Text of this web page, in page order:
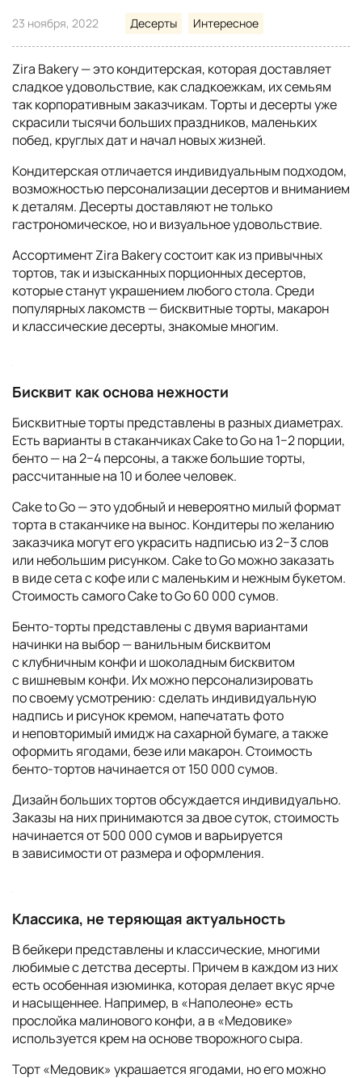
23 ноября, 2022 Десерты Интересное
Zira Bakery — это кондитерская, которая доставляет
сладкое удовольствие, как сладкоежкам, их семьям
так корпоративным заказчикам. Торты и десерты уже
скрасили тысячи больших праздников, маленьких
побед, круглых дат и начал новых жизней.
Кондитерская отличается индивидуальным подходом,
возможностью персонализации десертов и вниманием
к деталям. Десерты доставляют не только
гастрономическое, но и визуальное удовольствие.
Ассортимент Zira Bakery состоит как из привычных
тортов, так и изысканных порционных десертов,
которые станут украшением любого стола. Среди
популярных лакомств — бисквитные торты, макарон
и классические десерты, знакомые многим.
Бисквит как основа нежности
Бисквитные торты представлены в разных диаметрах.
Есть варианты в стаканчиках Cake to Go на 1−2 порции,
бенто — на 2−4 персоны, а также большие торты,
рассчитанные на 10 и более человек.
Cake to Go — это удобный и невероятно милый формат
торта в стаканчике на вынос. Кондитеры по желанию
заказчика могут его украсить надписью из 2−3 слов
или небольшим рисунком. Cake to Go можно заказать
в виде сета с кофе или с маленьким и нежным букетом.
Стоимость самого Cake to Go 60 000 сумов.
Бенто-торты представлены с двумя вариантами
начинки на выбор — ванильным бисквитом
с клубничным конфи и шоколадным бисквитом
с вишневым конфи. Их можно персонализировать
по своему усмотрению: сделать индивидуальную
надпись и рисунок кремом, напечатать фото
и неповторимый имидж на сахарной бумаге, а также
оформить ягодами, безе или макарон. Стоимость
бенто-тортов начинается от 150 000 сумов.
Дизайн больших тортов обсуждается индивидуально.
Заказы на них принимаются за двое суток, стоимость
начинается от 500 000 сумов и варьируется
в зависимости от размера и оформления.
Классика, не теряющая актуальность
В бейкери представлены и классические, многими
любимые с детства десерты. Причем в каждом из них
есть особенная изюминка, которая делает вкус ярче
и насыщеннее. Например, в «Наполеоне» есть
прослойка малинового конфи, а в «Медовике»
используется крем на основе творожного сыра.
Торт «Медовик» украшается ягодами, но его можно